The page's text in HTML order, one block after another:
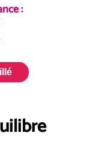
: